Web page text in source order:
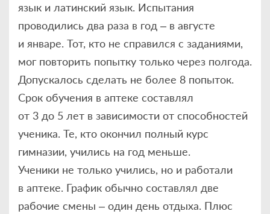
язык и латинский язык. Испытания
проводились два раза в год – в августе
и январе. Тот, кто не справился с заданиями,
мог повторить попытку только через полгода.
Допускалось сделать не более 8 попыток.
Срок обучения в аптеке составлял
от 3 до 5 лет в зависимости от способностей
ученика. Те, кто окончил полный курс
гимназии, учились на год меньше.
Ученики не только учились, но и работали
в аптеке. График обычно составлял две
рабочие смены – один день отдыха. Плюс